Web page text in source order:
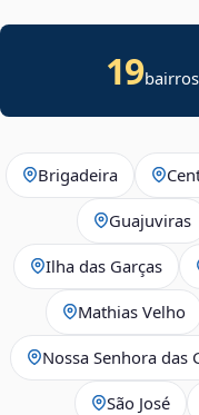
19
Brigadeira
Guajuviras
Ilha das Garças
Mathias Velho
Nossa Senhora das
São José